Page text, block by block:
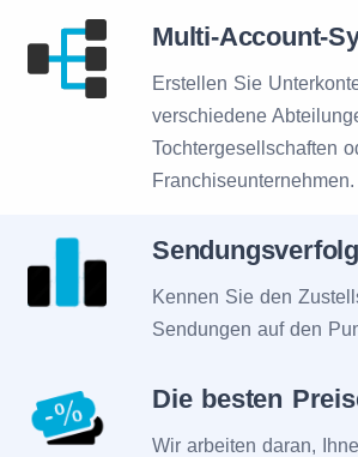
Multi-Account-
Erstellen Sie
verschiedene
Tochtergesellschaften
Franchiseunternehmen.
Kennen Sie den
Sendungen auf den
Die besten
Wir arbeiten daran,